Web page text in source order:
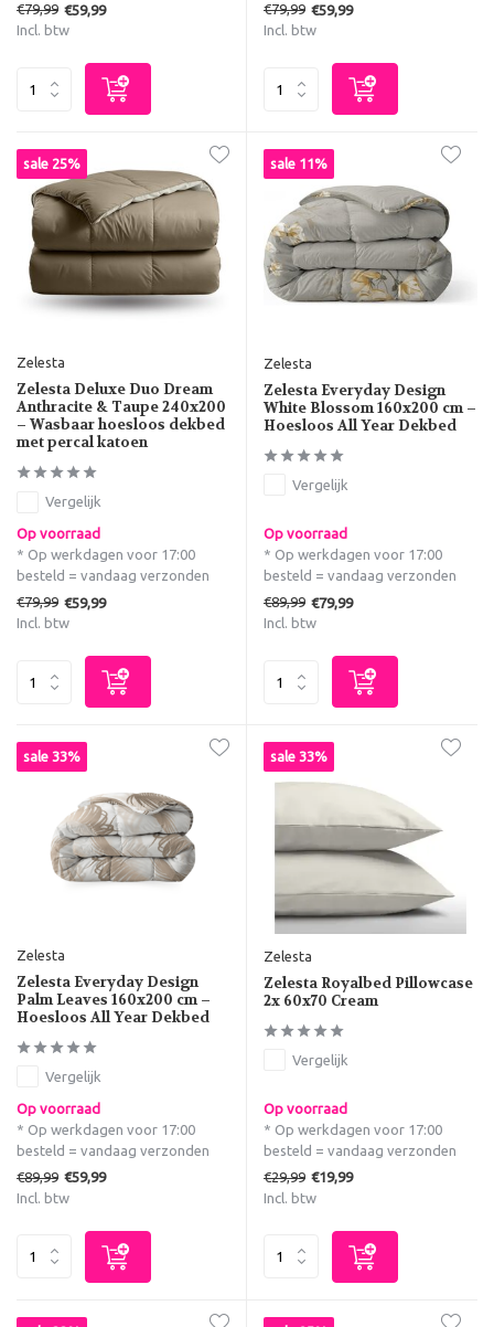
€79,99 €59,99
Incl. btw
€79,99 €59,99
Incl. btw
sale 25%
Zelesta
Zelesta Deluxe Duo Dream
Anthracite & Taupe 240x200
– Wasbaar hoesloos dekbed
met percal katoen
Vergelijk
Op voorraad
* Op werkdagen voor 17:00
besteld = vandaag verzonden
€79,99 €59,99
Incl. btw
sale 11%
Zelesta
Zelesta Everyday Design
White Blossom 160x200 cm –
Hoesloos All Year Dekbed
Vergelijk
Op voorraad
* Op werkdagen voor 17:00
besteld = vandaag verzonden
€89,99 €79,99
Incl. btw
sale 33%
Zelesta
Zelesta Everyday Design
Palm Leaves 160x200 cm –
Hoesloos All Year Dekbed
Vergelijk
Op voorraad
* Op werkdagen voor 17:00
besteld = vandaag verzonden
€89,99 €59,99
Incl. btw
sale 33%
Zelesta
Zelesta Royalbed Pillowcase
2x 60x70 Cream
Vergelijk
Op voorraad
* Op werkdagen voor 17:00
besteld = vandaag verzonden
€29,99 €19,99
Incl. btw